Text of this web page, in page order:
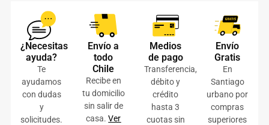
¿Necesitas
ayuda?
Te
ayudamos
con dudas
y
solicitudes.
Envío a
todo
Chile
Recibe en
tu domicilio
sin salir de
casa.Ver
Medios
de pago
Transferencia,
débito y
crédito
hasta 3
cuotas sin
Envío
Gratis
En
Santiago
urbano por
compras
superiores